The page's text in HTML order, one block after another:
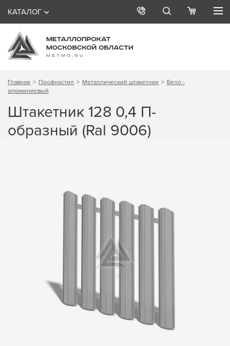
КАТАЛОГ
Главная Профнастил Металлический штакетник
Бело -
алюминиевый
Штакетник 128 0,4 П-
образный (Ral 9006)